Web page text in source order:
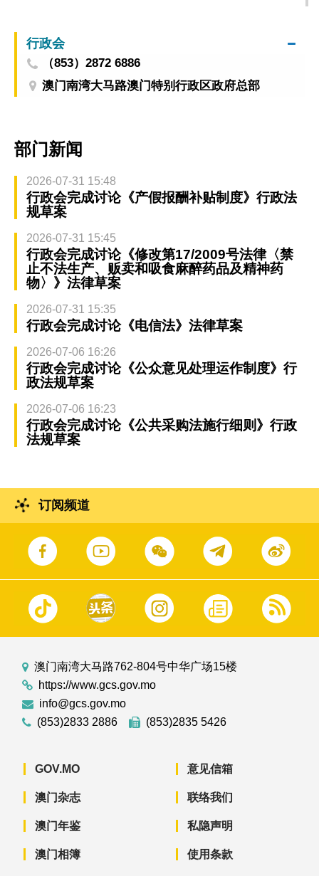
行政会
（853）2872 6886
澳门南湾大马路澳门特别行政区政府总部
部门新闻
2026-07-31 15:48
行政会完成讨论《产假报酬补贴制度》行政法
规草案
2026-07-31 15:45
行政会完成讨论《修改第17/2009号法律〈禁
止不法生产、贩卖和吸食麻醉药品及精神药
物〉》法律草案
2026-07-31 15:35
行政会完成讨论《电信法》法律草案
2026-07-06 16:26
行政会完成讨论《公众意见处理运作制度》行
政法规草案
2026-07-06 16:23
行政会完成讨论《公共采购法施行细则》行政
法规草案
订阅频道
澳门南湾大马路762-804号中华广场15楼
https://www.gcs.gov.mo
info@gcs.gov.mo
(853)2833 2886
(853)2835 5426
GOV.MO
澳门杂志
澳门年鉴
澳门相簿
意见信箱
联络我们
私隐声明
使用条款